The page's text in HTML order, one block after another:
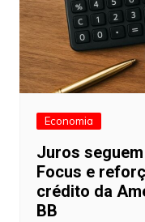
Economia
Juros
Focus e
crédito da
BB